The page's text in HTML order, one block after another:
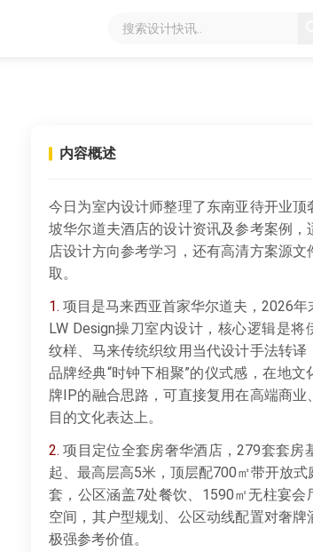
内容概述
今日为室内设计师整理了东南亚待开业顶
坡华尔道夫酒店的设计资讯及参考案例，
店设计方向参考学习，还有高清方案源文
取。
1. 项目是马来西亚首家华尔道夫，2026年
LW Design操刀室内设计，核心逻辑是将
纹样、马来传统织纹用当代设计手法转译
品牌经典“时钟下相聚”的仪式感，在地文
牌IP的融合思路，可直接复用在高端商业
目的文化表达上。
2. 项目定位全套房奢华酒店，279套套房
起、最高层高5米，顶层配700㎡带开放式
套，公区涵盖7处餐饮、1590㎡无柱宴会
空间，其户型规划、公区动线配置对奢牌
极强参考价值。